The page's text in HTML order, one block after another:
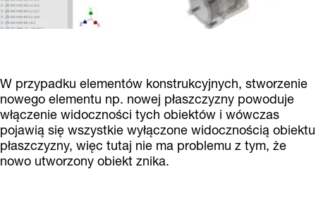
W przypadku elementów konstrukcyjnych, stworzenie
nowego elementu np. nowej płaszczyzny powoduje
włączenie widoczności tych obiektów i wówczas
pojawią się wszystkie wyłączone widocznością obiektu
płaszczyzny, więc tutaj nie ma problemu z tym, że
nowo utworzony obiekt znika.